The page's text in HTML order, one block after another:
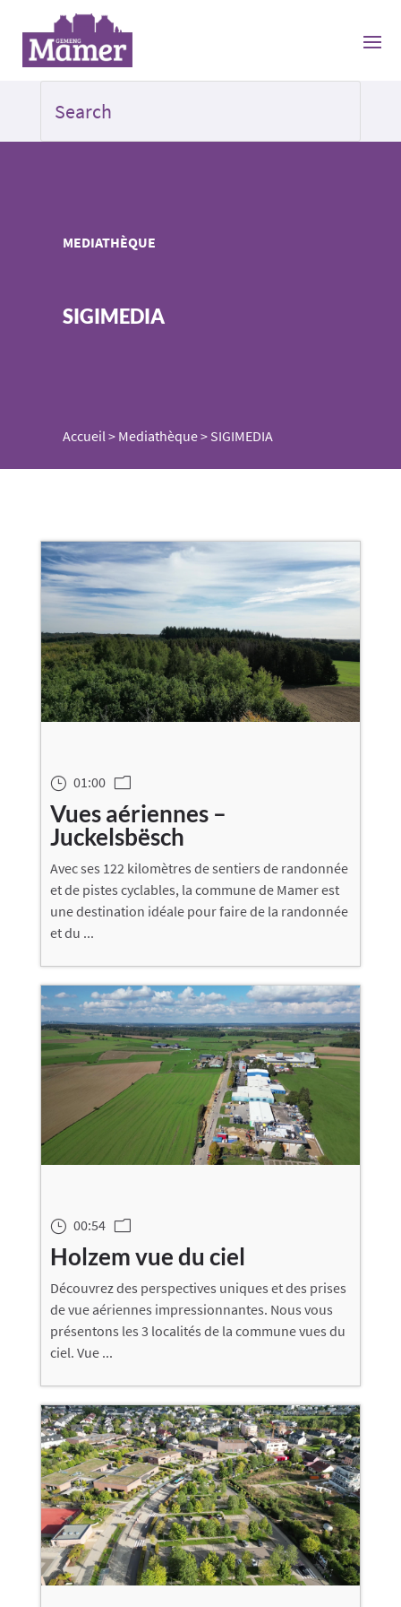
MEDIATHÈQUE
SIGIMEDIA
Accueil> Mediathèque> SIGIMEDIA
} 01:00 m
Vues aériennes –
Juckelsbësch
Avec ses 122 kilomètres de sentiers de randonnée
et de pistes cyclables, la commune de Mamer est
une destination idéale pour faire de la randonnée
et du ...
} 00:54 m
Holzem vue du ciel
Découvrez des perspectives uniques et des prises
de vue aériennes impressionnantes. Nous vous
présentons les 3 localités de la commune vues du
ciel. Vue ...